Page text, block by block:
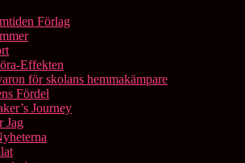
Förlag
Effekten
för skolans hemmakämpare
Fördel
Journey
Jag